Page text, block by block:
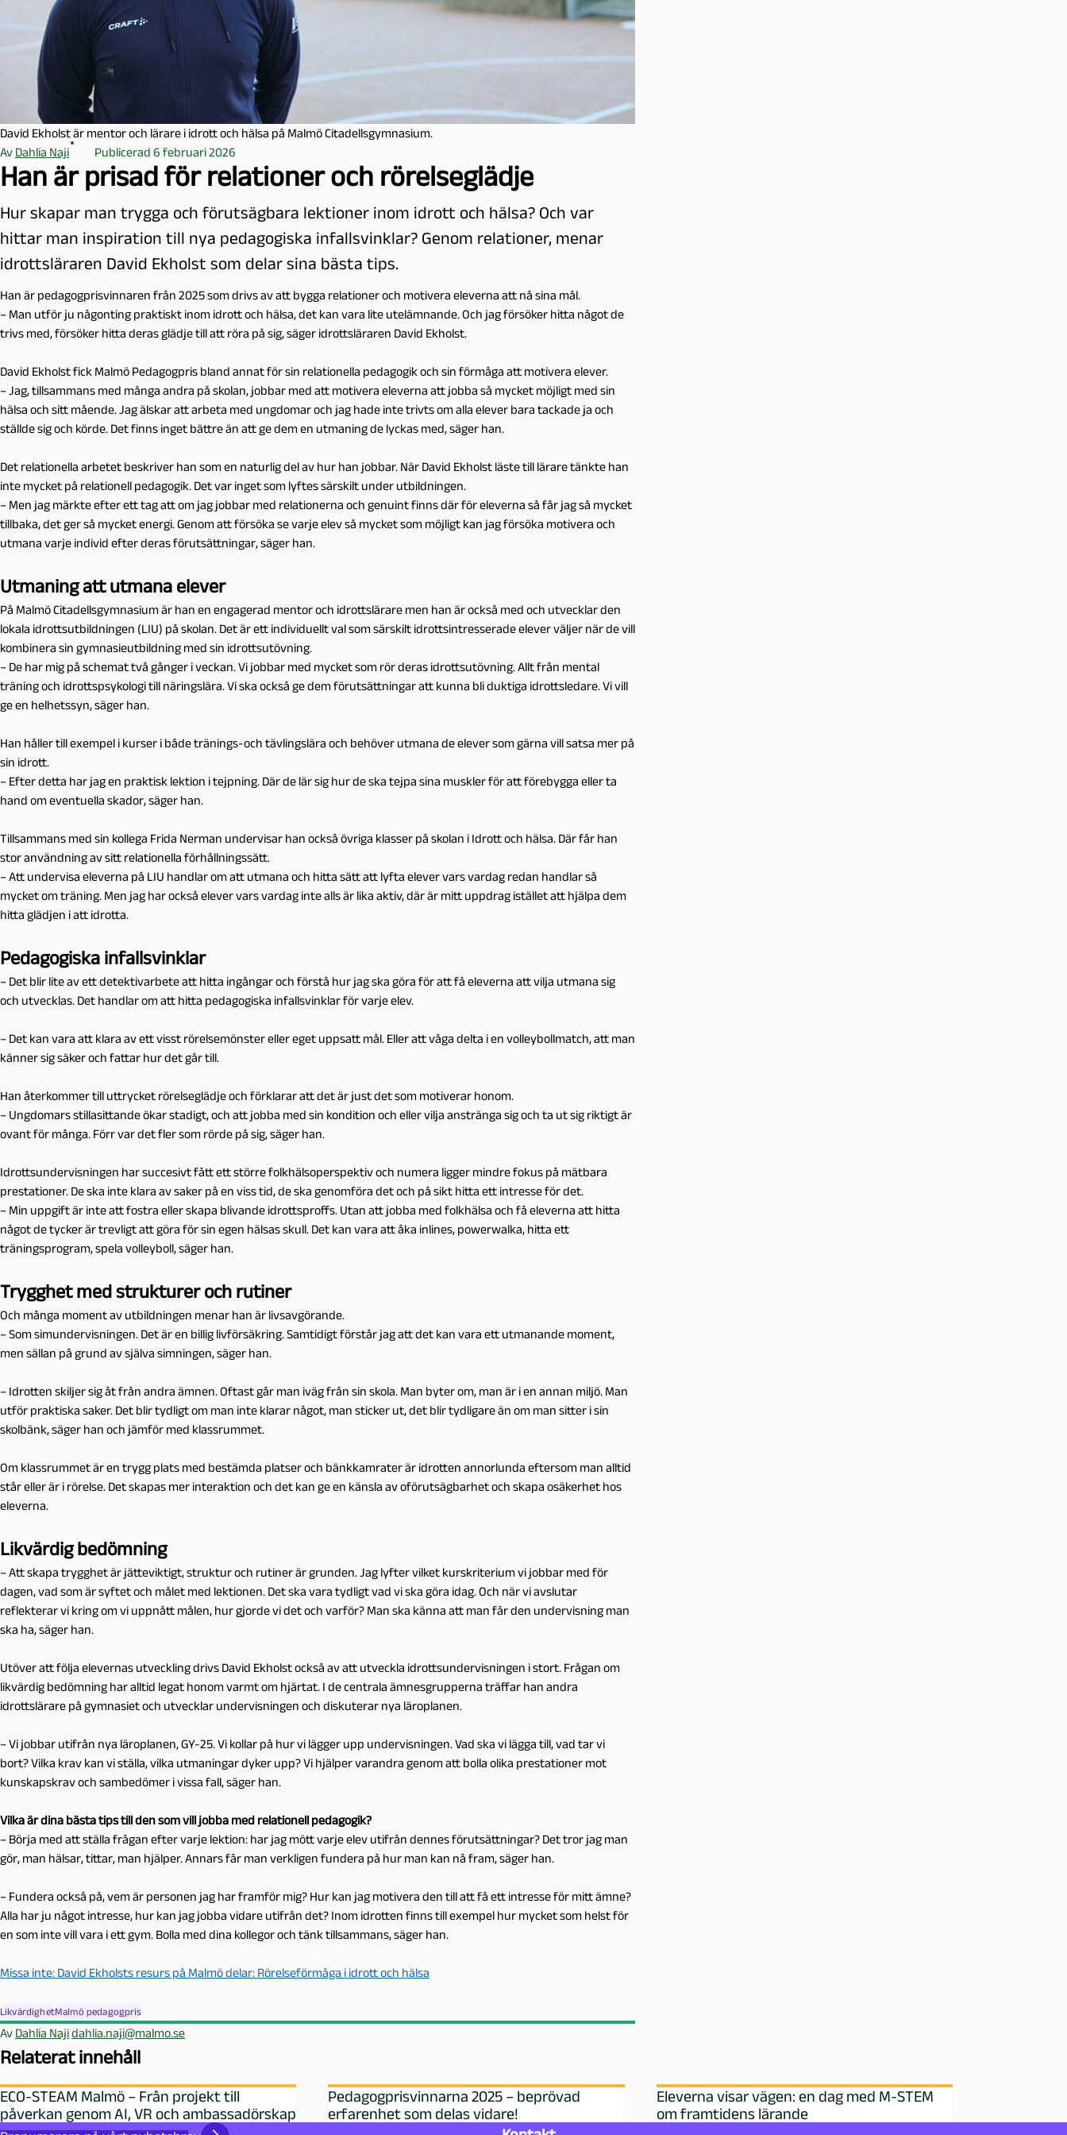
David Ekholst är mentor och lärare i idrott och hälsa på Malmö Citadellsgymnasium.
Av Dahlia Naji Publicerad 6 februari 2026
Han är prisad för relationer och rörelseglädje
Hur skapar man trygga och förutsägbara lektioner inom idrott och hälsa? Och var
hittar man inspiration till nya pedagogiska infallsvinklar? Genom relationer, menar
idrottsläraren David Ekholst som delar sina bästa tips.
Han är pedagogprisvinnaren från 2025 som drivs av att bygga relationer och motivera eleverna att nå sina mål.
– Man utför ju någonting praktiskt inom idrott och hälsa, det kan vara lite utelämnande. Och jag försöker hitta något de
trivs med, försöker hitta deras glädje till att röra på sig, säger idrottsläraren David Ekholst.
David Ekholst fick Malmö Pedagogpris bland annat för sin relationella pedagogik och sin förmåga att motivera elever.
– Jag, tillsammans med många andra på skolan, jobbar med att motivera eleverna att jobba så mycket möjligt med sin
hälsa och sitt mående. Jag älskar att arbeta med ungdomar och jag hade inte trivts om alla elever bara tackade ja och
ställde sig och körde. Det finns inget bättre än att ge dem en utmaning de lyckas med, säger han.
Det relationella arbetet beskriver han som en naturlig del av hur han jobbar. När David Ekholst läste till lärare tänkte han
inte mycket på relationell pedagogik. Det var inget som lyftes särskilt under utbildningen.
– Men jag märkte efter ett tag att om jag jobbar med relationerna och genuint finns där för eleverna så får jag så mycket
tillbaka, det ger så mycket energi. Genom att försöka se varje elev så mycket som möjligt kan jag försöka motivera och
utmana varje individ efter deras förutsättningar, säger han.
Utmaning att utmana elever
På Malmö Citadellsgymnasium är han en engagerad mentor och idrottslärare men han är också med och utvecklar den
lokala idrottsutbildningen (LIU) på skolan. Det är ett individuellt val som särskilt idrottsintresserade elever väljer när de vill
kombinera sin gymnasieutbildning med sin idrottsutövning.
– De har mig på schemat två gånger i veckan. Vi jobbar med mycket som rör deras idrottsutövning. Allt från mental
träning och idrottspsykologi till näringslära. Vi ska också ge dem förutsättningar att kunna bli duktiga idrottsledare. Vi vill
ge en helhetssyn, säger han.
Han håller till exempel i kurser i både tränings-och tävlingslära och behöver utmana de elever som gärna vill satsa mer på
sin idrott.
– Efter detta har jag en praktisk lektion i tejpning. Där de lär sig hur de ska tejpa sina muskler för att förebygga eller ta
hand om eventuella skador, säger han.
Tillsammans med sin kollega Frida Nerman undervisar han också övriga klasser på skolan i Idrott och hälsa. Där får han
stor användning av sitt relationella förhållningssätt.
– Att undervisa eleverna på LIU handlar om att utmana och hitta sätt att lyfta elever vars vardag redan handlar så
mycket om träning. Men jag har också elever vars vardag inte alls är lika aktiv, där är mitt uppdrag istället att hjälpa dem
hitta glädjen i att idrotta.
Pedagogiska infallsvinklar
– Det blir lite av ett detektivarbete att hitta ingångar och förstå hur jag ska göra för att få eleverna att vilja utmana sig
och utvecklas. Det handlar om att hitta pedagogiska infallsvinklar för varje elev.
– Det kan vara att klara av ett visst rörelsemönster eller eget uppsatt mål. Eller att våga delta i en volleybollmatch, att man
känner sig säker och fattar hur det går till.
Han återkommer till uttrycket rörelseglädje och förklarar att det är just det som motiverar honom.
– Ungdomars stillasittande ökar stadigt, och att jobba med sin kondition och eller vilja anstränga sig och ta ut sig riktigt är
ovant för många. Förr var det fler som rörde på sig, säger han.
Idrottsundervisningen har succesivt fått ett större folkhälsoperspektiv och numera ligger mindre fokus på mätbara
prestationer. De ska inte klara av saker på en viss tid, de ska genomföra det och på sikt hitta ett intresse för det.
– Min uppgift är inte att fostra eller skapa blivande idrottsproffs. Utan att jobba med folkhälsa och få eleverna att hitta
något de tycker är trevligt att göra för sin egen hälsas skull. Det kan vara att åka inlines, powerwalka, hitta ett
träningsprogram, spela volleyboll, säger han.
Trygghet med strukturer och rutiner
Och många moment av utbildningen menar han är livsavgörande.
– Som simundervisningen. Det är en billig livförsäkring. Samtidigt förstår jag att det kan vara ett utmanande moment,
men sällan på grund av själva simningen, säger han.
– Idrotten skiljer sig åt från andra ämnen. Oftast går man iväg från sin skola. Man byter om, man är i en annan miljö. Man
utför praktiska saker. Det blir tydligt om man inte klarar något, man sticker ut, det blir tydligare än om man sitter i sin
skolbänk, säger han och jämför med klassrummet.
Om klassrummet är en trygg plats med bestämda platser och bänkkamrater är idrotten annorlunda eftersom man alltid
står eller är i rörelse. Det skapas mer interaktion och det kan ge en känsla av oförutsägbarhet och skapa osäkerhet hos
eleverna.
Likvärdig bedömning
– Att skapa trygghet är jätteviktigt, struktur och rutiner är grunden. Jag lyfter vilket kurskriterium vi jobbar med för
dagen, vad som är syftet och målet med lektionen. Det ska vara tydligt vad vi ska göra idag. Och när vi avslutar
reflekterar vi kring om vi uppnått målen, hur gjorde vi det och varför? Man ska känna att man får den undervisning man
ska ha, säger han.
Utöver att följa elevernas utveckling drivs David Ekholst också av att utveckla idrottsundervisningen i stort. Frågan om
likvärdig bedömning har alltid legat honom varmt om hjärtat. I de centrala ämnesgrupperna träffar han andra
idrottslärare på gymnasiet och utvecklar undervisningen och diskuterar nya läroplanen.
– Vi jobbar utifrån nya läroplanen, GY-25. Vi kollar på hur vi lägger upp undervisningen. Vad ska vi lägga till, vad tar vi
bort? Vilka krav kan vi ställa, vilka utmaningar dyker upp? Vi hjälper varandra genom att bolla olika prestationer mot
kunskapskrav och sambedömer i vissa fall, säger han.
Vilka är dina bästa tips till den som vill jobba med relationell pedagogik?
– Börja med att ställa frågan efter varje lektion: har jag mött varje elev utifrån dennes förutsättningar? Det tror jag man
gör, man hälsar, tittar, man hjälper. Annars får man verkligen fundera på hur man kan nå fram, säger han.
– Fundera också på, vem är personen jag har framför mig? Hur kan jag motivera den till att få ett intresse för mitt ämne?
Alla har ju något intresse, hur kan jag jobba vidare utifrån det? Inom idrotten finns till exempel hur mycket som helst för
en som inte vill vara i ett gym. Bolla med dina kollegor och tänk tillsammans, säger han.
Missa inte: David Ekholsts resurs på Malmö delar: Rörelseförmåga i idrott och hälsa
LikvärdighetMalmö pedagogpris
Av Dahlia Najidahlia.naji@malmo.se
Relaterat innehåll
ECO-STEAM Malmö – Från projekt till
påverkan genom AI, VR och ambassadörskap
Pedagogprisvinnarna 2025 – beprövad
erfarenhet som delas vidare!
Eleverna visar vägen: en dag med M‑STEM
om framtidens lärande